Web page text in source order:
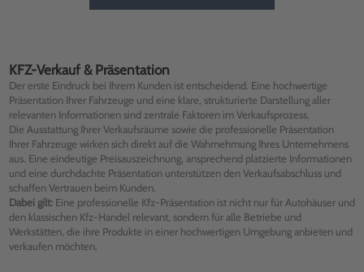
KFZ-Verkauf & Präsentation
Der erste Eindruck bei Ihrem Kunden ist entscheidend. Eine hochwertige
Präsentation Ihrer Fahrzeuge und eine klare, strukturierte Darstellung aller
relevanten Informationen sind zentrale Faktoren im Verkaufsprozess.
Die Ausstattung Ihrer Verkaufsräume sowie die professionelle Präsentation
Ihrer Fahrzeuge wirken sich direkt auf die Wahrnehmung Ihres Unternehmens
aus. Eine eindeutige Preisauszeichnung, ansprechend platzierte Informationen
und eine durchdachte Präsentation unterstützen den Verkaufsabschluss und
schaffen Vertrauen beim Kunden.
Dabei gilt: Eine professionelle Kfz-Präsentation ist nicht nur für Autohäuser und
den klassischen Kfz-Handel relevant, sondern für alle Betriebe und
Werkstätten, die ihre Produkte in einer hochwertigen Umgebung anbieten und
verkaufen möchten.